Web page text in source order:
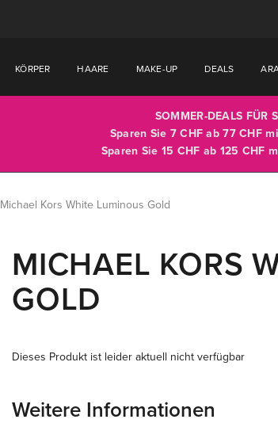
KÖRPER HAARE MAKE-UP DEALS
SOMMER-DEALS FÜR
Sparen Sie 7 CHF ab 77 CHF
Sparen Sie 15 CHF ab 125 CHF
Michael Kors White Luminous Gold
MICHAEL KORS
GOLD
Dieses Produkt ist leider aktuell nicht verfügbar
Weitere Informationen